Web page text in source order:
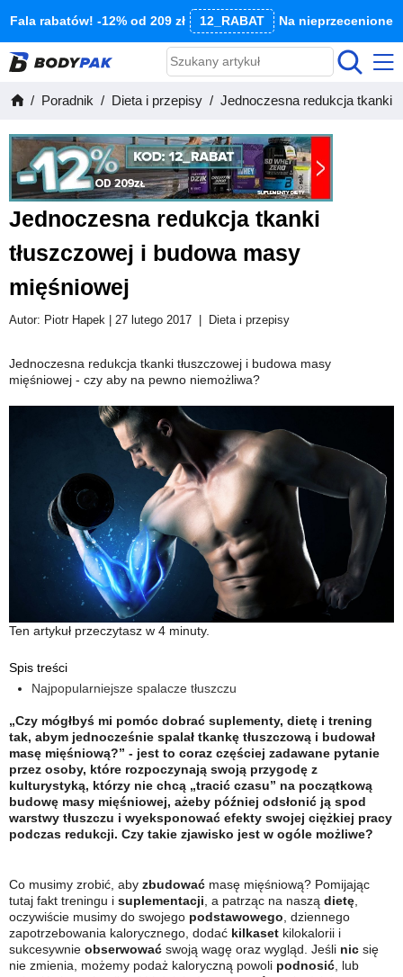
Fala rabatów! -12% od 209 zł 12_RABAT Na nieprzecenione
Poradnik Dieta i przepisy Jednoczesna redukcja tkanki
Jednoczesna redukcja tkanki
tłuszczowej i budowa masy
mięśniowej
Autor: Piotr Hapek | 27 lutego 2017 Dieta i przepisy
Jednoczesna redukcja tkanki tłuszczowej i budowa masy
mięśniowej - czy aby na pewno niemożliwa?
Ten artykuł przeczytasz w 4 minuty.
Spis treści
Najpopularniejsze spalacze tłuszczu
„Czy mógłbyś mi pomóc dobrać suplementy, dietę i trening
tak, abym jednocześnie spalał tkankę tłuszczową i budował
masę mięśniową?” - jest to coraz częściej zadawane pytanie
przez osoby, które rozpoczynają swoją przygodę z
kulturystyką, którzy nie chcą „tracić czasu” na początkową
budowę masy mięśniowej, ażeby później odsłonić ją spod
warstwy tłuszczu i wyeksponować efekty swojej ciężkiej pracy
podczas redukcji. Czy takie zjawisko jest w ogóle możliwe?
Co musimy zrobić, aby zbudować masę mięśniową? Pomijając
tutaj fakt treningu i suplementacji , a patrząc na naszą dietę
oczywiście musimy do swojego podstawowego , dziennego
zapotrzebowania kalorycznego, dodać kilkaset kilokalorii i
sukcesywnie obserwować swoją wagę oraz wygląd. Jeśli nic się
nie zmienia, możemy podaż kaloryczną powoli podnosić , lub